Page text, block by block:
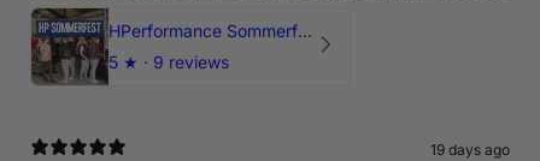
HPerformance Sommerfest 2026
5 ★ · 9 reviews
19 days ago